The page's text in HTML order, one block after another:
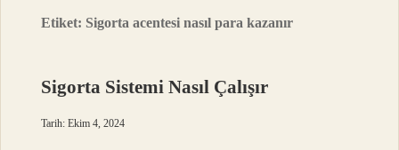
Etiket: Sigorta acentesi nasıl para kazanır
Sigorta Sistemi Nasıl Çalışır
Tarih: Ekim 4, 2024